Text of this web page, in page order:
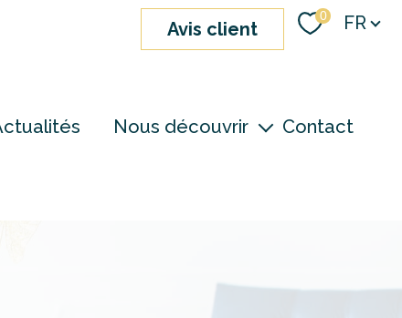
avis client
0 Langue
FR
Nous découvrir Contact